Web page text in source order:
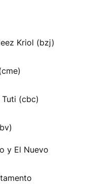
Kriol (bzj)
(cbc)
y El Nuevo